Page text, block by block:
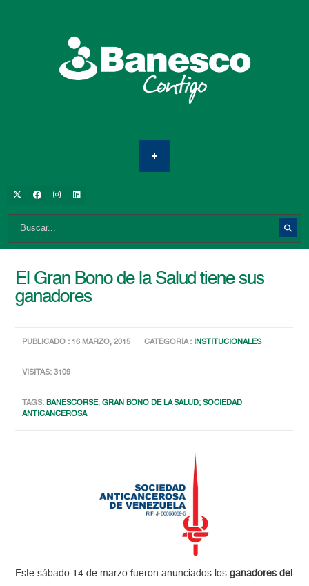
El Gran Bono de la Salud tiene sus
ganadores
PUBLICADO : 16 MARZO, 2015 CATEGORIA : INSTITUCIONALES
VISITAS: 3109
TAGS:BANESCORSE,GRAN BONO DE LA SALUD; SOCIEDAD
ANTICANCEROSA
Este sábado 14 de marzo fueron anunciados losganadores del